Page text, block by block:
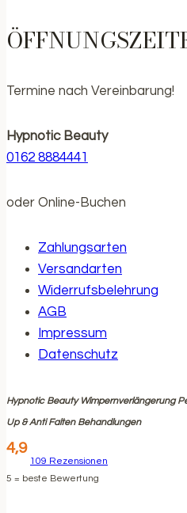
Termine nach Vereinbarung!
Hypnotic Beauty
0162 8884441
oder Online-Buchen
Zahlungsarten
Versandarten
Widerrufsbelehrung
AGB
Impressum
Datenschutz
Hypnotic Beauty Wimpernverlängerung
Up & Anti Falten Behandlungen
4,9
109 Rezensionen
5 = beste Bewertung